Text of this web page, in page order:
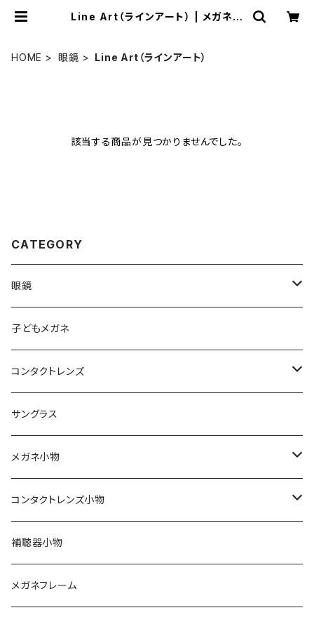
Line Art（ラインアート） | メガネラ
HOME 眼鏡 Line Art（ラインアート）
該当する商品が見つかりませんでした。
CATEGORY
眼鏡
メンズ
レディース
軽量フレーム
Silhouette（シルエット）
Line Art（ラインアート）
TITANOS（チタノス）
Darwinr（ダーウィン）
子どもメガネ
コンタクトレンズ
定期便
ワンデー
2ウィーク
ハードコンタクト
カラーコンタクト
サングラス
メガネ小物
期間限定！セリートとプレゼント用袋付き
スカッシー
花粉症対策
コンタクトレンズ小物
ハードコンタクトレンズ用
ソフトコンタクトレンズ用
補聴器小物
メガネフレーム